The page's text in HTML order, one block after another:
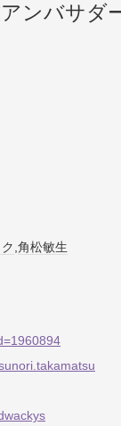
ンバサダ
,角松敏生